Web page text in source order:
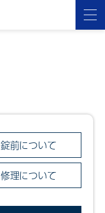
錠前について
修理について